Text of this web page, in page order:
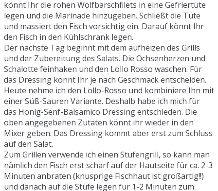
könnt Ihr die rohen Wolfbarschfilets in eine Gefriertüte
legen und die Marinade hinzugeben. Schließt die Tüte
und massiert den Fisch vorsichtig ein. Darauf könnt Ihr
den Fisch in den Kühlschrank legen.
Der nächste Tag beginnt mit dem aufheizen des Grills
und der Zubereitung des Salats. Die Ochsenherzen und
Schalotte feinhaken und den Lollo Rosso waschen. Für
das Dressing könnt Ihr je nach Geschmack entscheiden.
Heute nehme ich den Lollo-Rosso und kombiniere Ihn mit
einer Süß-Sauren Variante. Deshalb habe ich mich für
das Honig-Senf-Balsamico Dressing entschieden. Die
oben angegebenen Zutaten könnt ihr wieder in den
Mixer geben. Das Dressing kommt aber erst zum Schluss
auf den Salat.
Zum Grillen verwende ich einen Stufengrill, so kann man
nämlich den Fisch erst scharf auf der Hautseite für ca. 2-3
Minuten anbraten (knusprige Fischhaut ist großartig!!)
und danach auf die Stufe legen für 1-2 Minuten zum